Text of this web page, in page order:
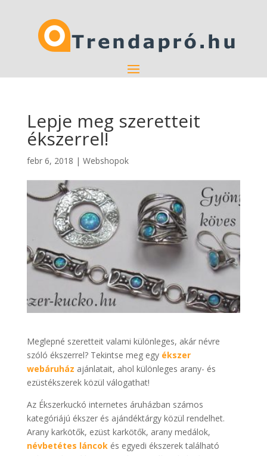
Lepje meg szeretteit
ékszerrel!
febr 6, 2018 | Webshopok
Meglepné szeretteit valami különleges, akár névre
szóló ékszerrel? Tekintse meg egy ékszer
webáruház ajánlatait, ahol különleges arany- és
ezüstékszerek közül válogathat!
Az Ékszerkuckó internetes áruházban számos
kategóriájú ékszer és ajándéktárgy közül rendelhet.
Arany karkötők, ezüst karkötők, arany medálok,
névbetétes láncokés egyedi ékszerek található